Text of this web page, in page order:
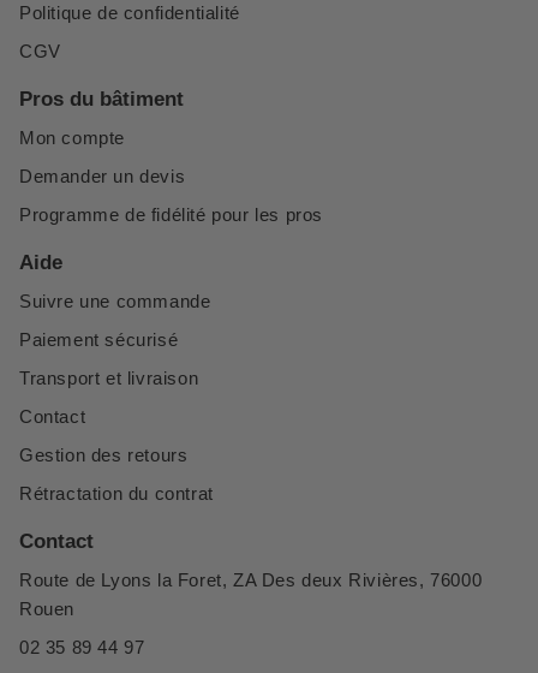
Politique de confidentialité
CGV
Pros du bâtiment
Mon compte
Demander un devis
Programme de fidélité pour les pros
Aide
Suivre une commande
Paiement sécurisé
Transport et livraison
Contact
Gestion des retours
Rétractation du contrat
Contact
Route de Lyons la Foret, ZA Des deux Rivières, 76000
Rouen
02 35 89 44 97